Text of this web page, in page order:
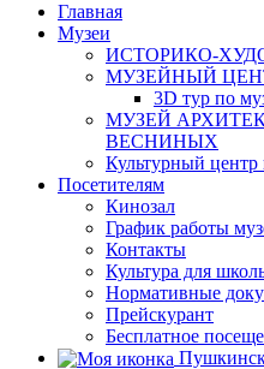
Главная
Музеи
ИСТОРИКО-
МУЗЕЙНЫЙ
3D тур по
МУЗЕЙ
ВЕСНИНЫХ
Культурный
Посетителям
Кинозал
График работы
Контакты
Культура для
Нормативные
Прейскурант
Бесплатное